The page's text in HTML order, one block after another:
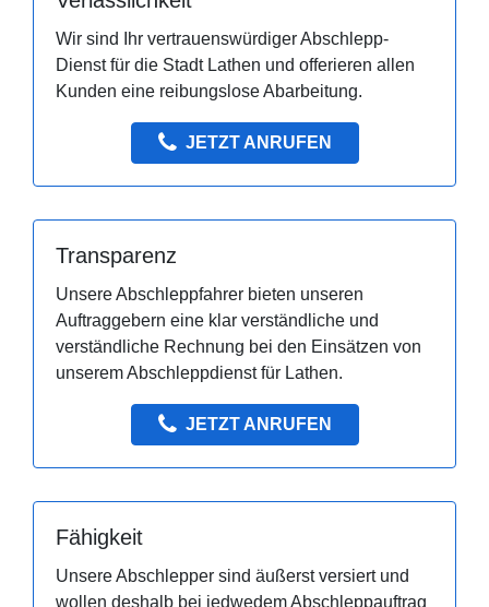
Wir sind Ihr vertrauenswürdiger Abschlepp-
Dienst für die Stadt Lathen und offerieren allen
Kunden eine reibungslose Abarbeitung.
JETZT ANRUFEN
Transparenz
Unsere Abschleppfahrer bieten unseren
Auftraggebern eine klar verständliche und
verständliche Rechnung bei den Einsätzen von
unserem Abschleppdienst für Lathen.
JETZT ANRUFEN
Fähigkeit
Unsere Abschlepper sind äußerst versiert und
wollen deshalb bei jedwedem Abschleppauftrag